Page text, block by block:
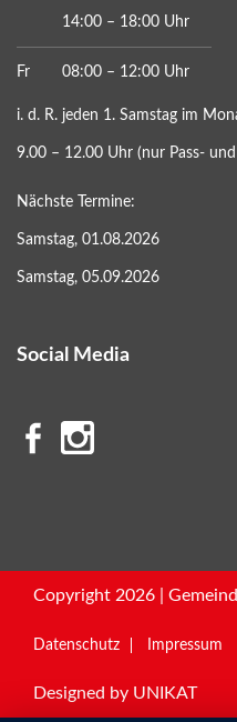
14:00 – 18:00 Uhr
Fr 08:00 – 12:00 Uhr
i. d. R. jeden 1. Samstag im
9.00 – 12.00 Uhr (nur Pass-
Nächste Termine:
Samstag, 01.08.2026
Samstag, 05.09.2026
Social Media
Copyright 2026 |
Datenschutz Impressum
Designed by UNIKAT